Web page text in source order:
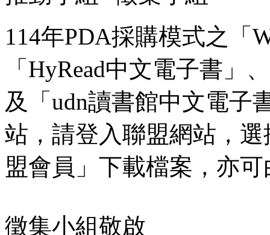
114年PDA採購模式之「
「HyRead中文電子書」
及「udn讀書館中文電子
站，請登入聯盟網站，
盟會員」下載檔案，亦可
徵集小組敬啟